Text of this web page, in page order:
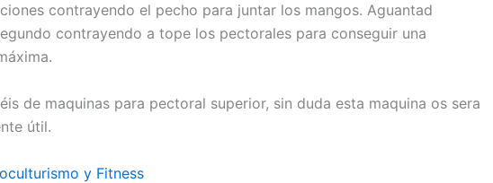
contrayendo el pecho para juntar los mangos. Aguantad
contrayendo a tope los pectorales para conseguir una
de maquinas para pectoral superior, sin duda esta maquina os sera
útil.
y Fitness